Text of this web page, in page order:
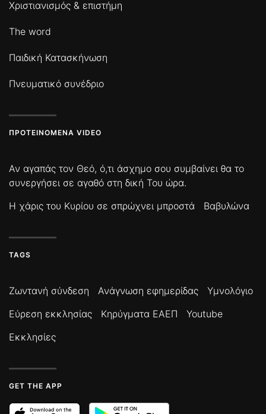
Χριστιανισμός & επιστήμη
The word
Παιδική Κατασκήνωση
Πνευματικό συνέδριο
ΠΡΟΤΕΙΝΌΜΕΝΑ VIDEO
Αν αγαπάς τον Θεό, ό,τι άσχημο σου συμβαίνει θα το
συνεργήσει σε αγαθό στη δική Του ώρα.
Η χάρις του Κυρίου σε σπρώχνει μπροστά
Βαβυλώνα
TAGS
Ζωντανή σύνδεση Ανάγνωση εφημερίδας
Υμνολόγιο
Εύρεση εκκλησίας
Κηρύγματα ΕΑΕΠ
Youtube
Εκκλησίες
GET THE APP